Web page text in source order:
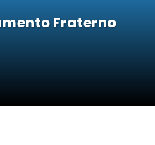
Fraterno